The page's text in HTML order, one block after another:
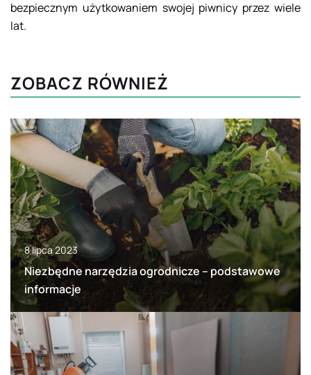
bezpiecznym użytkowaniem swojej piwnicy przez wiele
lat.
ZOBACZ RÓWNIEŻ
8 lipca 2023
Niezbędne narzędzia ogrodnicze – podstawowe
informacje